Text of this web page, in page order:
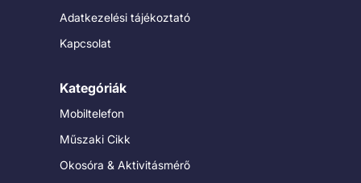
Adatkezelési tájékoztató
Kapcsolat
Kategóriák
Mobiltelefon
Műszaki Cikk
Okosóra & Aktivitásmérő